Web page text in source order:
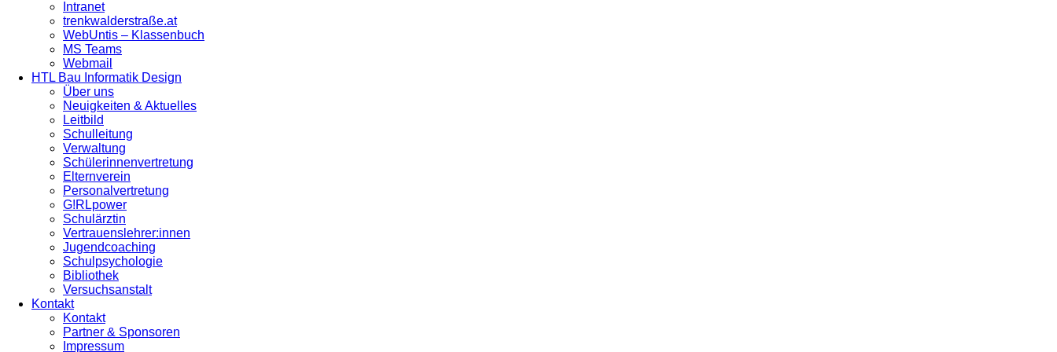
Intranet
trenkwalderstraße.at
WebUntis – Klassenbuch
MS Teams
Webmail
HTL Bau Informatik Design
Über uns
Neuigkeiten & Aktuelles
Leitbild
Schulleitung
Verwaltung
Schülerinnenvertretung
Elternverein
Personalvertretung
G!RLpower
Schulärztin
Vertrauenslehrer:innen
Jugendcoaching
Schulpsychologie
Bibliothek
Versuchsanstalt
Kontakt
Kontakt
Partner & Sponsoren
Impressum